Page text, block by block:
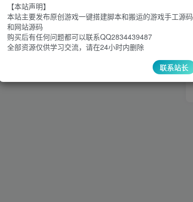
【本站声明】
本站主要发布原创游戏一键搭建脚本和搬运的游戏手工源码
和网站源码
购买后有任何问题都可以联系QQ2834439487
全部资源仅供学习交流，请在24小时内删除
联系站长